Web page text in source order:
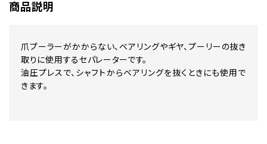
商品説明
爪プーラーがかからない、ベアリングやギヤ、プーリーの抜き
取りに使用するセパレーターです。
油圧プレスで、シャフトからベアリングを抜くときにも使用で
きます。